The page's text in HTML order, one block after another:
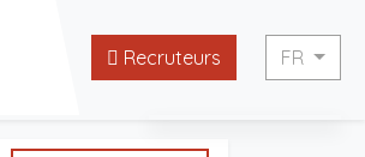
Recruteurs FR